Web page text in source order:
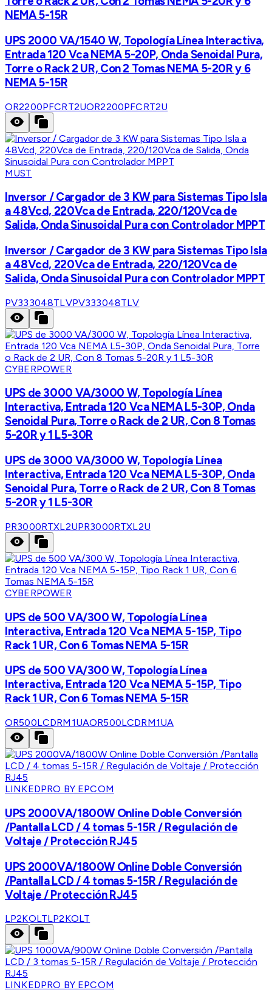
NEMA 5-15R
UPS 2000 VA/1540 W, Topología Línea Interactiva,
Entrada 120 Vca NEMA 5-20P, Onda Senoidal Pura,
Torre o Rack 2 UR, Con 2 Tomas NEMA 5-20R y 6
NEMA 5-15R
OR2200PFCRT2UOR2200PFCRT2U
MUST
Inversor / Cargador de 3 KW para Sistemas Tipo Isla
a 48Vcd, 220Vca de Entrada, 220/120Vca de
Salida, Onda Sinusoidal Pura con Controlador MPPT
Inversor / Cargador de 3 KW para Sistemas Tipo Isla
a 48Vcd, 220Vca de Entrada, 220/120Vca de
Salida, Onda Sinusoidal Pura con Controlador MPPT
PV333048TLVPV333048TLV
CYBERPOWER
UPS de 3000 VA/3000 W, Topología Línea
Interactiva, Entrada 120 Vca NEMA L5-30P, Onda
Senoidal Pura, Torre o Rack de 2 UR, Con 8 Tomas
5-20R y 1 L5-30R
UPS de 3000 VA/3000 W, Topología Línea
Interactiva, Entrada 120 Vca NEMA L5-30P, Onda
Senoidal Pura, Torre o Rack de 2 UR, Con 8 Tomas
5-20R y 1 L5-30R
PR3000RTXL2UPR3000RTXL2U
CYBERPOWER
UPS de 500 VA/300 W, Topología Línea
Interactiva, Entrada 120 Vca NEMA 5-15P, Tipo
Rack 1 UR, Con 6 Tomas NEMA 5-15R
UPS de 500 VA/300 W, Topología Línea
Interactiva, Entrada 120 Vca NEMA 5-15P, Tipo
Rack 1 UR, Con 6 Tomas NEMA 5-15R
OR500LCDRM1UAOR500LCDRM1UA
LINKEDPRO BY EPCOM
UPS 2000VA/1800W Online Doble Conversión
/Pantalla LCD / 4 tomas 5-15R / Regulación de
Voltaje / Protección RJ45
UPS 2000VA/1800W Online Doble Conversión
/Pantalla LCD / 4 tomas 5-15R / Regulación de
Voltaje / Protección RJ45
LP2KOLTLP2KOLT
LINKEDPRO BY EPCOM